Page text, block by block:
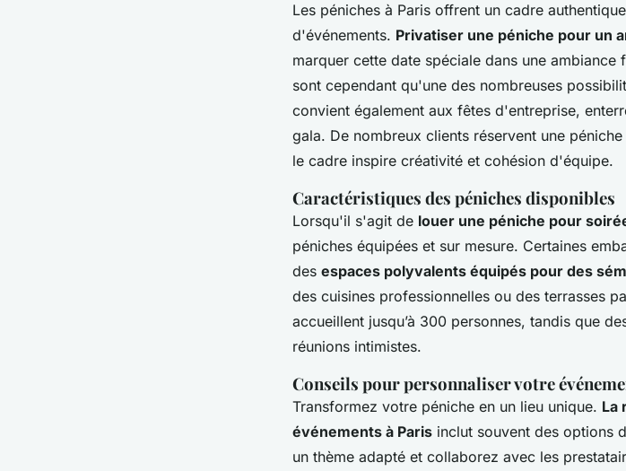
Les péniches à Paris offrent un cadre
d'événements. Privatiser une péniche pour un
marquer cette date spéciale dans une ambiance
sont cependant qu'une des nombreuses
convient également aux fêtes d'entreprise,
gala. De nombreux clients réservent une
le cadre inspire créativité et cohésion d'équipe.
Caractéristiques des péniches disponibles
Lorsqu'il s'agit de louer une péniche pour
péniches équipées et sur mesure. Certaines
des espaces polyvalents équipés pour des
des cuisines professionnelles ou des terrasses
accueillent jusqu’à 300 personnes, tandis que
réunions intimistes.
Conseils pour personnaliser votre
Transformez votre péniche en un lieu unique. La
événements à Paris inclut souvent des options
un thème adapté et collaborez avec les